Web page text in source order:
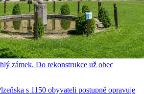
zámek. Do rekonstrukce už obec
s 1150 obyvateli postupně opravuje